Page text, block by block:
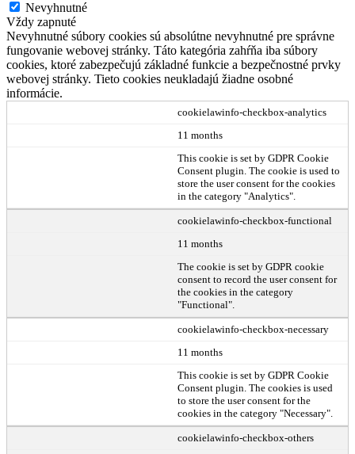
Nevyhnutné
Vždy zapnuté
Nevyhnutné súbory cookies sú absolútne nevyhnutné pre správne
fungovanie webovej stránky. Táto kategória zahŕňa iba súbory
cookies, ktoré zabezpečujú základné funkcie a bezpečnostné prvky
webovej stránky. Tieto cookies neukladajú žiadne osobné
informácie.
cookielawinfo-checkbox-analytics
11 months
This cookie is set by GDPR Cookie
Consent plugin. The cookie is used to
store the user consent for the cookies
in the category "Analytics".
cookielawinfo-checkbox-functional
11 months
The cookie is set by GDPR cookie
consent to record the user consent for
the cookies in the category
"Functional".
cookielawinfo-checkbox-necessary
11 months
This cookie is set by GDPR Cookie
Consent plugin. The cookies is used
to store the user consent for the
cookies in the category "Necessary".
cookielawinfo-checkbox-others